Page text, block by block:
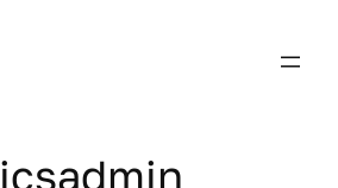
icsadmin